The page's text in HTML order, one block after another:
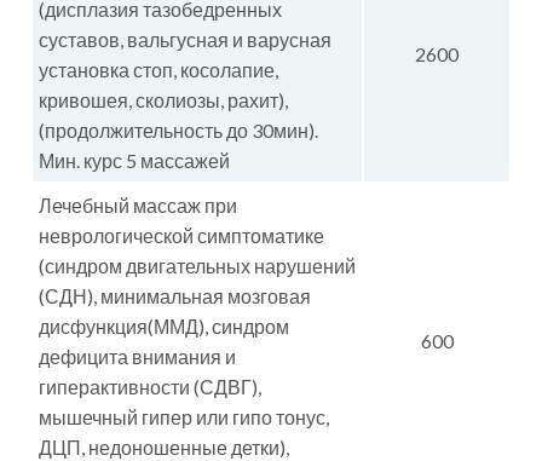
(дисплазия тазобедренных
суставов, вальгусная и варусная
установка стоп, косолапие,
кривошея, сколиозы, рахит),
(продолжительность до 30мин).
Мин. курс 5 массажей
2600
Лечебный массаж при
неврологической симптоматике
(синдром двигательных нарушений
(СДН), минимальная мозговая
дисфункция(ММД), синдром
дефицита внимания и
гиперактивности (СДВГ),
мышечный гипер или гипо тонус,
ДЦП, недоношенные детки),
600